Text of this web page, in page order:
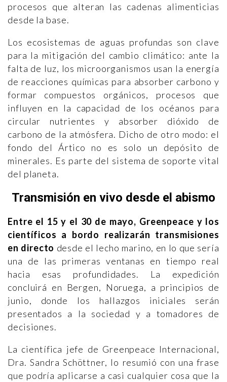
procesos que alteran las cadenas alimenticias
desde la base.
Los ecosistemas de aguas profundas son clave
para la mitigación del cambio climático: ante la
falta de luz, los microorganismos usan la energía
de reacciones químicas para absorber carbono y
formar compuestos orgánicos, procesos que
influyen en la capacidad de los océanos para
circular nutrientes y absorber dióxido de
carbono de la atmósfera. Dicho de otro modo: el
fondo del Ártico no es solo un depósito de
minerales. Es parte del sistema de soporte vital
del planeta.
Transmisión en vivo desde el abismo
Entre el 15 y el 30 de mayo, Greenpeace y los
científicos a bordo realizarán transmisiones
en directo desde el lecho marino, en lo que sería
una de las primeras ventanas en tiempo real
hacia esas profundidades. La expedición
concluirá en Bergen, Noruega, a principios de
junio, donde los hallazgos iniciales serán
presentados a la sociedad y a tomadores de
decisiones.
La científica jefe de Greenpeace Internacional,
Dra. Sandra Schöttner, lo resumió con una frase
que podría aplicarse a casi cualquier cosa que la